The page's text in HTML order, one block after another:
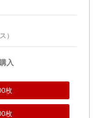
）
入
枚
枚